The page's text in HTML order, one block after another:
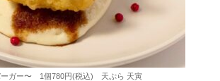
ーガー〜 1個780円(税込) 天ぷら 天寅